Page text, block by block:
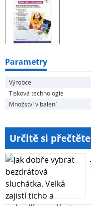
Parametry
Výrobce
Tisková technologie
Množství v balení
Určitě si přečtěte